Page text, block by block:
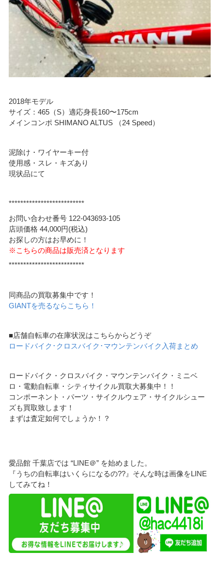
2018年モデル
サイズ：465（S）適応身長160〜175cm
メインコンポ SHIMANO ALTUS （24 Speed）
泥除け・ワイヤーキー付
使用感・スレ・キズあり
現状品にて
**************************
お問い合わせ番号 122-043693-105
店頭価格 44,000円(税込)
お探しの方はお早めに！
※こちらの商品は販売済となります
**************************
同商品の買取募集中です！
GIANTを売るならこちら！
■店舗自転車の在庫状況はこちらからどうぞ
ロードバイク･クロスバイク･マウンテンバイク入荷まとめ
ロードバイク・クロスバイク・マウンテンバイク・ミニベ
ロ・電動自転車・シティサイクル買取大募集中！！
コンポーネント・パーツ・サイクルウェア・サイクルシュー
ズも買取致します！
まずは査定如何でしょうか！？
愛品館 千葉店では “LINE＠” を始めました。
『うちの自転車はいくらになるの??』そんな時は画像をLINE
してみてね！